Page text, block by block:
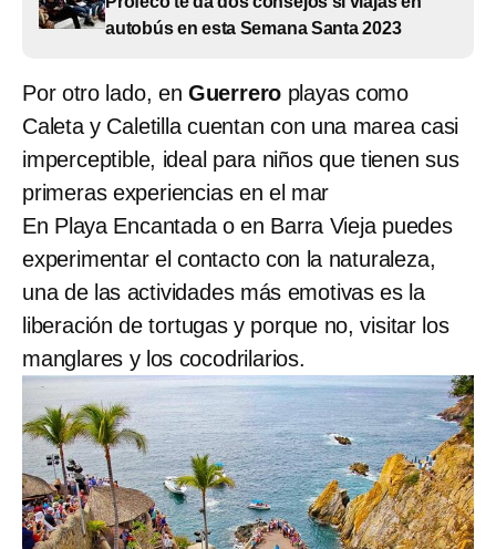
autobús en esta Semana Santa 2023
Por otro lado, en Guerrero playas como
Caleta y Caletilla cuentan con una marea casi
imperceptible, ideal para niños que tienen sus
primeras experiencias en el mar
En Playa Encantada o en Barra Vieja puedes
experimentar el contacto con la naturaleza,
una de las actividades más emotivas es la
liberación de tortugas y porque no, visitar los
manglares y los cocodrilarios.